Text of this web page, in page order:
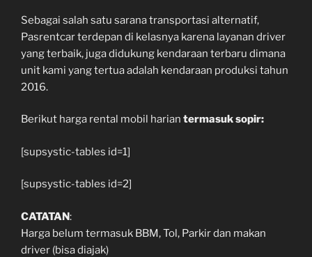
Sebagai salah satu sarana transportasi alternatif,
Pasrentcar terdepan di kelasnya karena layanan driver
yang terbaik, juga didukung kendaraan terbaru dimana
unit kami yang tertua adalah kendaraan produksi tahun
2016.
Berikut harga rental mobil harian termasuk sopir:
[supsystic-tables id=1]
[supsystic-tables id=2]
CATATAN:
Harga belum termasuk BBM, Tol, Parkir dan makan
driver (bisa diajak)